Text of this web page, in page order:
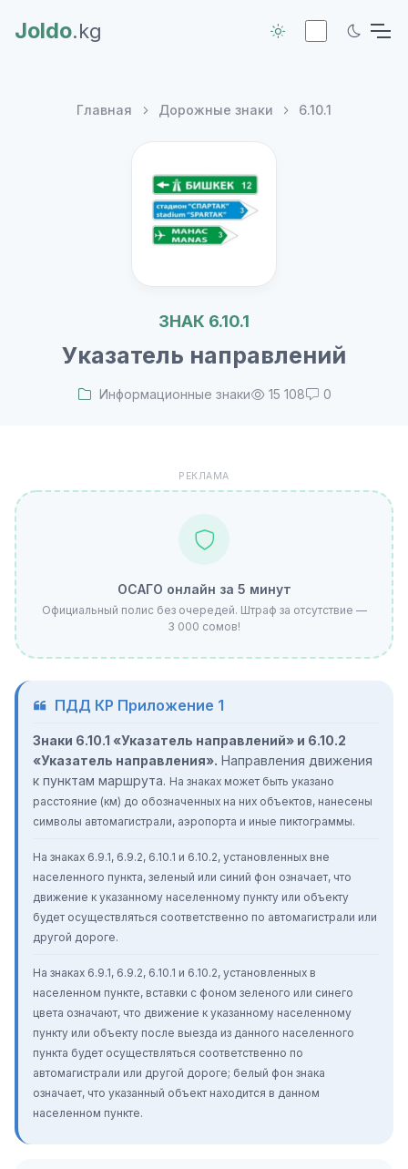
Joldo.kg
Главная Дорожные знаки 6.10.1
ЗНАК 6.10.1
Указатель направлений
Информационные знаки 15 108 0
РЕКЛАМА
ОСАГО онлайн за 5 минут
Официальный полис без очередей. Штраф за отсутствие —
3 000 сомов!
ПДД КР Приложение 1
Знаки 6.10.1 «Указатель направлений» и 6.10.2
«Указатель направления». Направления движения
к пунктам маршрута. На знаках может быть указано
расстояние (км) до обозначенных на них объектов, нанесены
символы автомагистрали, аэропорта и иные пиктограммы.
На знаках 6.9.1, 6.9.2, 6.10.1 и 6.10.2, установленных вне
населенного пункта, зеленый или синий фон означает, что
движение к указанному населенному пункту или объекту
будет осуществляться соответственно по автомагистрали или
другой дороге.
На знаках 6.9.1, 6.9.2, 6.10.1 и 6.10.2, установленных в
населенном пункте, вставки с фоном зеленого или синего
цвета означают, что движение к указанному населенному
пункту или объекту после выезда из данного населенного
пункта будет осуществляться соответственно по
автомагистрали или другой дороге; белый фон знака
означает, что указанный объект находится в данном
населенном пункте.